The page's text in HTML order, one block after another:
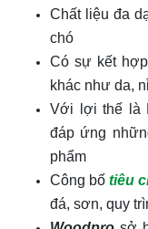
Chất liệu đa
chó
Có sự kết
khác như da,
Với lợi thế là
đáp ứng
phẩm
Công bố tiêu
đá, sơn, quy